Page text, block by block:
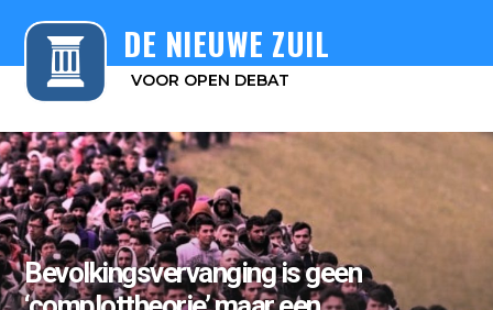
DE NIEUWE ZUIL
VOOR OPEN DEBAT
Bevolkingsvervanging is geen